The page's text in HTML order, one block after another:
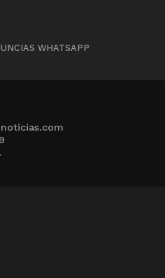
WHATSAPP